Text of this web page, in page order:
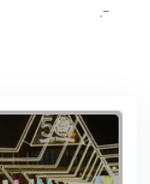
-.